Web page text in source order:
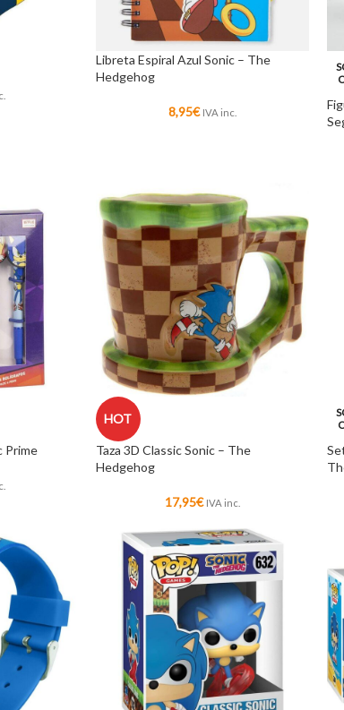
Libreta Espiral Azul Sonic – The
Hedgehog
8,95€ IVA inc.
Prime
HOT
Taza 3D Classic Sonic – The
Hedgehog
17,95€ IVA inc.